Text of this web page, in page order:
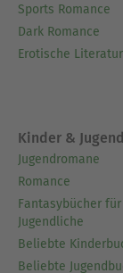
Sports Romance
Dark Romance
Erotische Literatur
Kinder & Jugend
Jugendromane
Romance
Fantasybücher für
Jugendliche
Beliebte
Beliebte